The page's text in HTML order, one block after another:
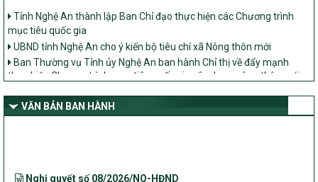
Tỉnh Nghệ An thành lập Ban Chỉ đạo thực hiện các Chương trình
mục tiêu quốc gia
UBND tỉnh Nghệ An cho ý kiến bộ tiêu chí xã Nông thôn mới
Ban Thường vụ Tỉnh ủy Nghệ An ban hành Chỉ thị về đẩy mạnh
thực hiện Chương trình mục tiêu quốc gia xây dựng nông thôn mới,
giảm nghèo bền vững và phát triển kinh tế – xã hội vùng đồng bào
dân tộc thiểu số và miền núi giai đoạn 2026 – 2030 trên địa bàn tỉnh
Nghệ An
VĂN BẢN BAN HÀNH